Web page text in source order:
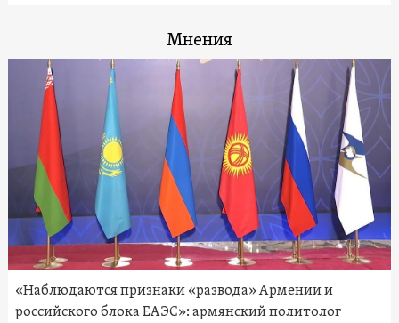
Мнения
«Наблюдаются признаки «развода» Армении и
российского блока ЕАЭС»: армянский политолог